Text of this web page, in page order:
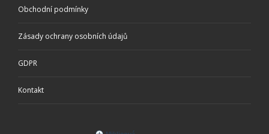
Obchodní podmínky
Zásady ochrany osobních údajů
GDPR
Kontakt